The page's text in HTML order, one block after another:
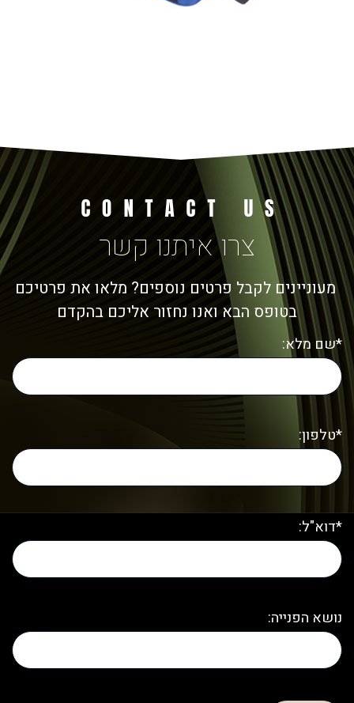
צרו איתנו קשר
מעוניינים לקבל פרטים נוספים? מלאו את פרטיכם
בטופס הבא ואנו נחזור אליכם בהקדם
*שם מלא:
*טלפון:
*דוא"ל:
נושא הפנייה: